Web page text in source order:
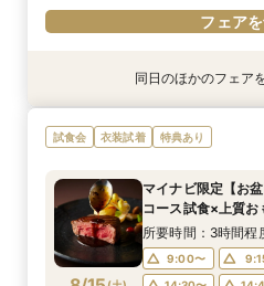
フェア
特典あり
8/14(金)
【10名～におすす
ン×おもてなし体験
10:00〜
12:00〜
15:00〜
衣装試着 特典あり
8/14(金)
【大切な家族のペ
ペットW安心相談会
10:00〜
12:00〜
15:00〜
衣装試着 特典あり
8/14(金)
＜初めての式場見
たり相談＆見学会
10:00〜
12:00〜
15:00〜
8/14(金)
【遠方の方◎オン
豪華5大特典付き
10:00〜
12:00〜
15:00〜
同日のほかのフェア
試食会 衣装試着 特典あり
マイナビ限定【お
コース試食×上質お
所要時間：3時間程
9:00〜